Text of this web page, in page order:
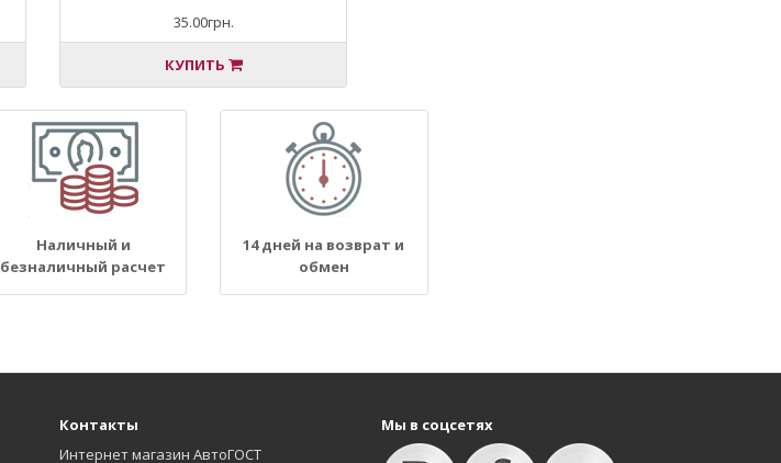
35.00грн.
КУПИТЬ
Наличный и
безналичный расчет
14 дней на возврат и
обмен
Контакты
Интернет магазин АвтоГОСТ
Мы в соцсетях